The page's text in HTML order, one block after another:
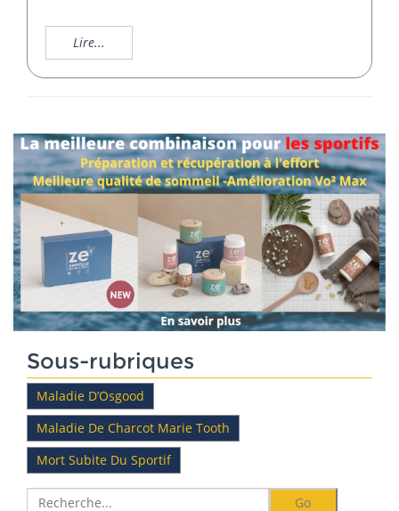
Lire...
Sous-rubriques
Maladie D’Osgood
Maladie De Charcot Marie Tooth
Mort Subite Du Sportif